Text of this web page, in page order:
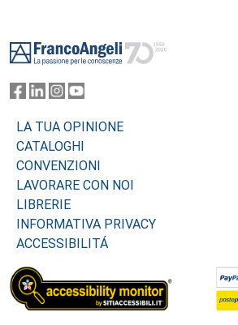
LA TUA OPINIONE
CATALOGHI
CONVENZIONI
LAVORARE CON NOI
LIBRERIE
INFORMATIVA PRIVACY
ACCESSIBILITÁ